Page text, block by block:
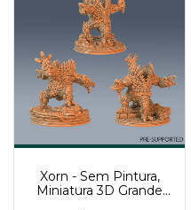
Xorn - Sem Pintura,
Miniatura 3D Grande